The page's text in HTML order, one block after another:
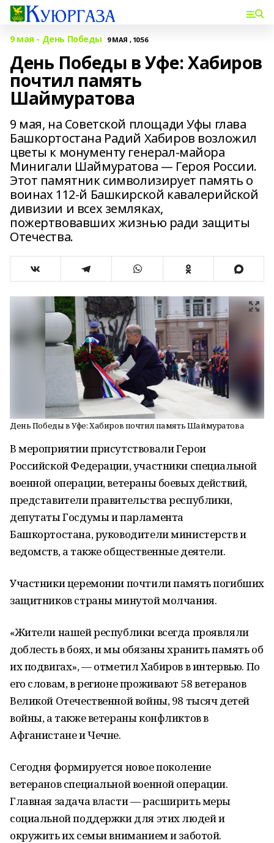
9 мая - День Победы 9 МАЯ , 10:56
День Победы в Уфе: Хабиров
почтил память
Шаймуратова
9 мая, на Советской площади Уфы глава
Башкортостана Радий Хабиров возложил
цветы к монументу генерал-майора
Минигали Шаймуратова — Героя России.
Этот памятник символизирует память о
воинах 112-й Башкирской кавалерийской
дивизии и всех земляках,
пожертвовавших жизнью ради защиты
Отечества.
День Победы в Уфе: Хабиров почтил память Шаймуратова
В мероприятии присутствовали Герои
Российской Федерации, участники специальной
военной операции, ветераны боевых действий,
представители правительства республики,
депутаты Госдумы и парламента
Башкортостана, руководители министерств и
ведомств, а также общественные деятели.
Участники церемонии почтили память погибших
защитников страны минутой молчания.
«Жители нашей республики всегда проявляли
доблесть в боях, и мы обязаны хранить память об
их подвигах», — отметил Хабиров в интервью. По
его словам, в регионе проживают 58 ветеранов
Великой Отечественной войны, 98 тысяч детей
войны, а также ветераны конфликтов в
Афганистане и Чечне.
Сегодня формируется новое поколение
ветеранов специальной военной операции.
Главная задача власти — расширить меры
социальной поддержки для этих людей и
окружить их семьи вниманием и заботой.